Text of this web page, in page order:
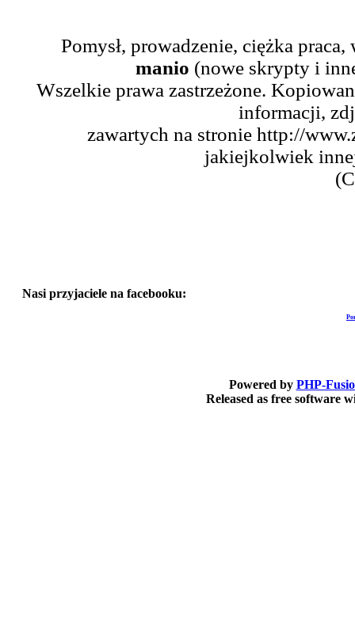
Pomysł, prowadzenie, ciężka
manio (nowe skrypty i
Wszelkie prawa zastrzeżone.
informacji,
zawartych na stronie http://
jakiejkolwiek
Nasi przyjaciele na facebooku:
Powered by PHP-
Released as free software